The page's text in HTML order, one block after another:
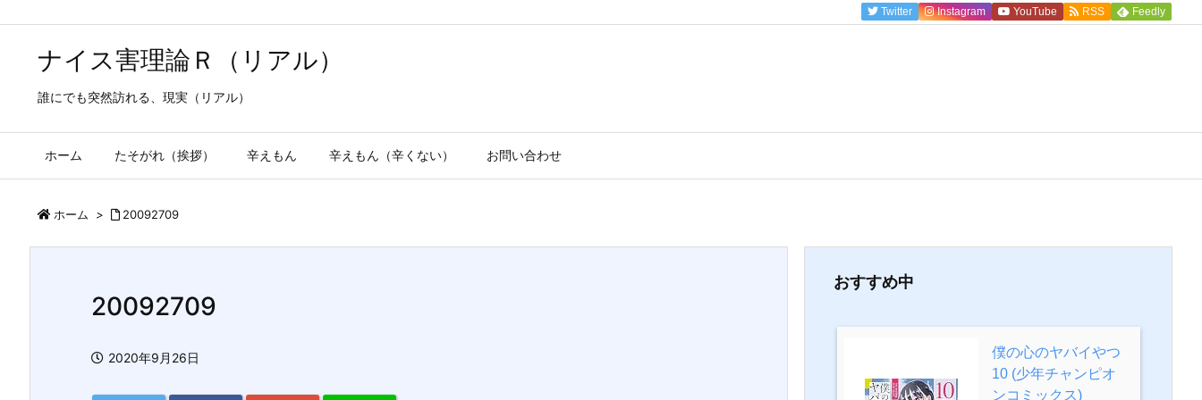
ナイス害理論Ｒ（リアル）
誰にでも突然訪れる、現実（リアル）
ホーム たそがれ（挨拶） 辛えもん 辛えもん（辛くない） お問い合わせ
Twitter Instagram YouTube RSS Feedly
ホーム > 20092709
20092709
2020年9月26日
おすすめ中
僕の心のヤバイやつ
10 (少年チャンピオ
ンコミックス)